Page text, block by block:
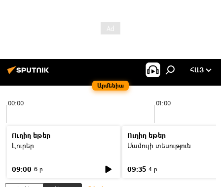
Արմենիա
ՀԱՅ
00:00 01:00
Ուղիղ եթեր
Լուրեր
09:00 6 ր
Ուղիղ եթեր
Մամուլի տեսություն
09:35 4 ր